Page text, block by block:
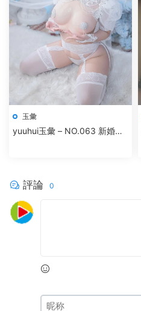
玉彙
yuuhui玉彙 – NO.063 新婚的
評論 0